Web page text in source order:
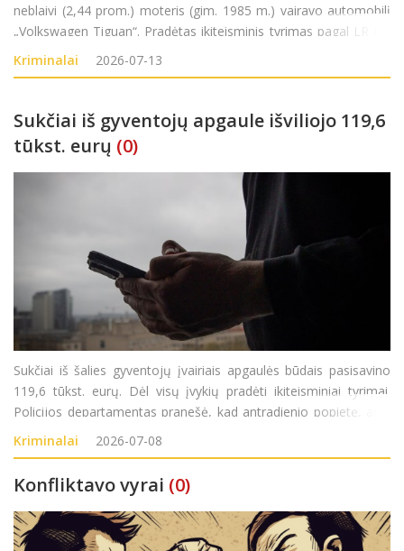
neblaivi (2,44 prom.) moteris (gim. 1985 m.) vairavo automobilį
„Volkswagen Tiguan“. Pradėtas ikiteisminis tyrimas pagal LR BK
281 str.
Kriminalai 2026-07-13
Sukčiai iš gyventojų apgaule išviliojo 119,6
tūkst. eurų (0)
Sukčiai iš šalies gyventojų įvairiais apgaulės būdais pasisavino
119,6 tūkst. eurų. Dėl visų įvykių pradėti ikiteisminiai tyrimai.
Policijos departamentas pranešė, kad antradienio popietę, apie
14.47 val., į Klaipėdos apskrities vyriausiąjį policijos komisariatą
(VPK) kreipėsi
Kriminalai 2026-07-08
Konfliktavo vyrai (0)